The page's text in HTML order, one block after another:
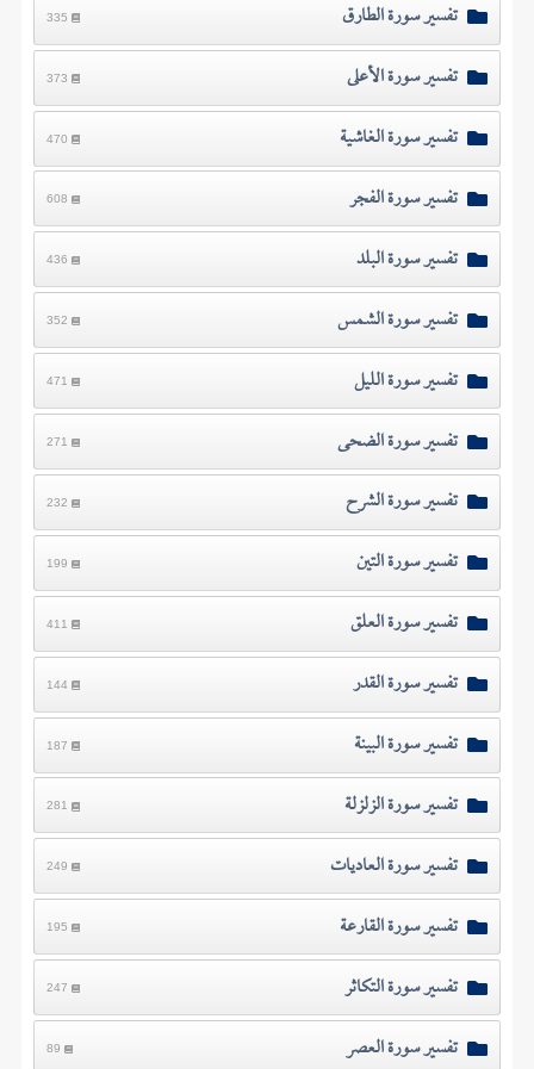
تفسير سورة الطارق 335
تفسير سورة الأعلى 373
تفسير سورة الغاشية 470
تفسير سورة الفجر 608
تفسير سورة البلد 436
تفسير سورة الشمس 352
تفسير سورة الليل 471
تفسير سورة الضحى 271
تفسير سورة الشرح 232
تفسير سورة التين 199
تفسير سورة العلق 411
تفسير سورة القدر 144
تفسير سورة البينة 187
تفسير سورة الزلزلة 281
تفسير سورة العاديات 249
تفسير سورة القارعة 195
تفسير سورة التكاثر 247
تفسير سورة العصر 89